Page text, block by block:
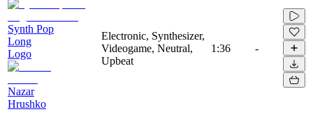
Synth Pop
Long
Logo
Nazar
Hrushko
Electronic, Synthesizer,
Videogame, Neutral,
Upbeat
1:36 -